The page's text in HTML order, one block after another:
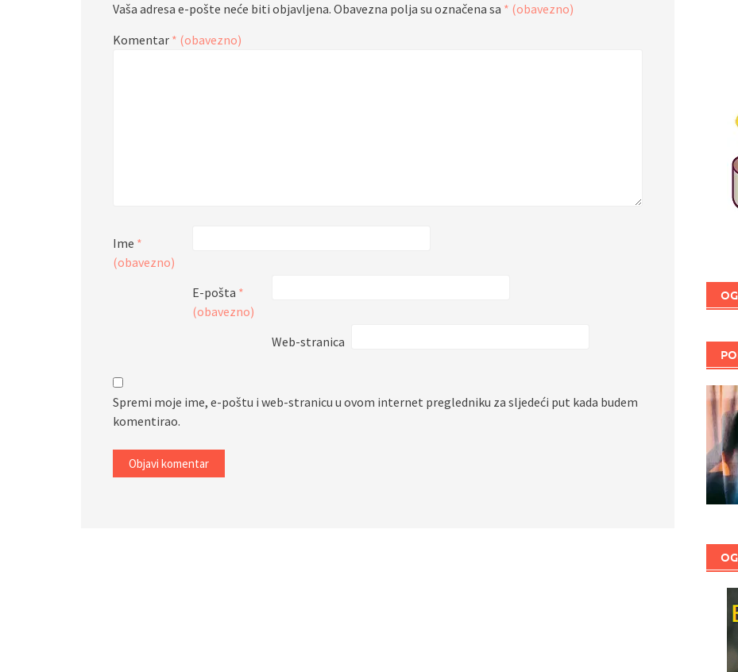
Vaša adresa e-pošte neće biti objavljena. Obavezna polja su označena sa * (obavezno)
Komentar * (obavezno)
Ime *
(obavezno)
E-pošta *
(obavezno)
Web-stranica
Spremi moje ime, e-poštu i web-stranicu u ovom internet pregledniku za sljedeći put kada budem
komentirao.